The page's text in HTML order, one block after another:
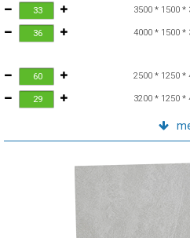
3500 * 1500 *
4000 * 1500 *
2500 * 1250 *
3200 * 1250 *